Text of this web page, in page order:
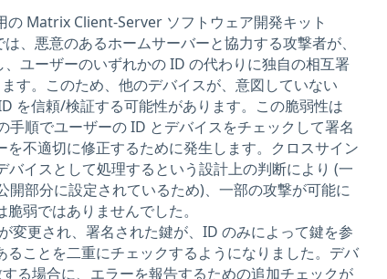
の Matrix Client-Server ソフトウェア開発キット
、悪意のあるホームサーバーと協力する攻撃者が、
ユーザーのいずれかの ID の代わりに独自の相互署
す。このため、他のデバイスが、意図していない
を信頼/検証する可能性があります。この脆弱性は
順でユーザーの ID とデバイスをチェックして署名
不適切に修正するために発生します。クロスサイン
イスとして処理するという設計上の判断により (一
部分に設定されているため)、一部の攻撃が可能に
弱ではありませんでした。
変更され、署名された鍵が、ID のみによって鍵を参
ことを二重にチェックするようになりました。デバ
る場合に、エラーを報告するための追加チェックが